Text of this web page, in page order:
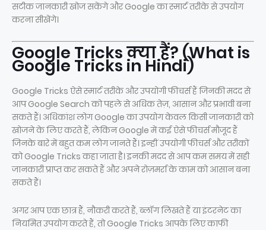
सटीक जानकारी खोज सकेंगे और Google का स्मार्ट तरीके से उपयोग
करना सीखेंगे।
Google Tricks क्या हैं? (What is
Google Tricks in Hindi)
Google Tricks ऐसे स्मार्ट तरीके और उपयोगी फीचर्स हैं जिनकी मदद से
आप Google Search को पहले से अधिक तेज़, आसान और प्रभावी बना
सकते हैं। अधिकांश लोग Google का उपयोग केवल किसी जानकारी को
खोजने के लिए करते हैं, लेकिन Google में कई ऐसे फीचर्स मौजूद हैं
जिनके बारे में बहुत कम लोग जानते हैं। इन्हीं उपयोगी फीचर्स और तरीकों
को Google Tricks कहा जाता है। इनकी मदद से आप कम समय में सही
जानकारी प्राप्त कर सकते हैं और अपने रोज़मर्रा के काम को आसान बना
सकते हैं।
अगर आप एक छात्र हैं, नौकरी करते हैं, ब्लॉग लिखते हैं या इंटरनेट का
नियमित उपयोग करते हैं, तो Google Tricks आपके लिए काफी